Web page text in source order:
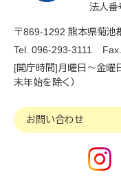
法人
〒869-1292 熊本県菊池
Tel. 096-293-3111
[開庁時間]月曜日～金曜
末年始を除く）
お問い合わせ